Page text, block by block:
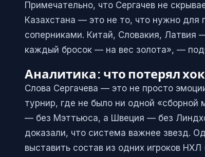
Примечательно, что Сергачев не
Казахстана — это не то, что нужно для
соперниками. Китай, Словакия,
каждый бросок — на вес золота», —
Аналитика: что потерял
Слова Сергачева — это не просто
турнир, где не было ни одной
— без Мэттьюса, а Швеция — без
доказали, что система важнее звезд.
выставить состав из одних игроков